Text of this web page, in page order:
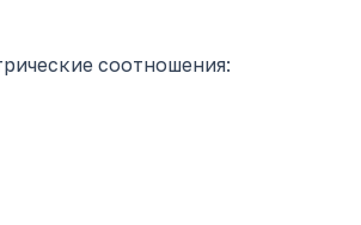
соотношения: